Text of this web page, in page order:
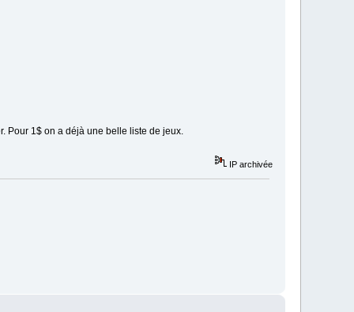
Pour 1$ on a déjà une belle liste de jeux.
IP archivée